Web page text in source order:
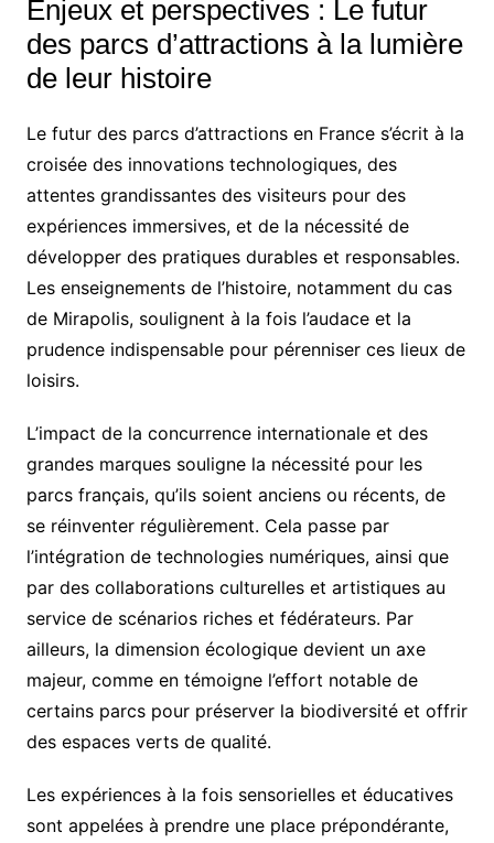
Enjeux et perspectives : Le futur
des parcs d’attractions à la lumière
de leur histoire
Le futur des parcs d’attractions en France s’écrit à la
croisée des innovations technologiques, des
attentes grandissantes des visiteurs pour des
expériences immersives, et de la nécessité de
développer des pratiques durables et responsables.
Les enseignements de l’histoire, notamment du cas
de Mirapolis, soulignent à la fois l’audace et la
prudence indispensable pour pérenniser ces lieux de
loisirs.
L’impact de la concurrence internationale et des
grandes marques souligne la nécessité pour les
parcs français, qu’ils soient anciens ou récents, de
se réinventer régulièrement. Cela passe par
l’intégration de technologies numériques, ainsi que
par des collaborations culturelles et artistiques au
service de scénarios riches et fédérateurs. Par
ailleurs, la dimension écologique devient un axe
majeur, comme en témoigne l’effort notable de
certains parcs pour préserver la biodiversité et offrir
des espaces verts de qualité.
Les expériences à la fois sensorielles et éducatives
sont appelées à prendre une place prépondérante,